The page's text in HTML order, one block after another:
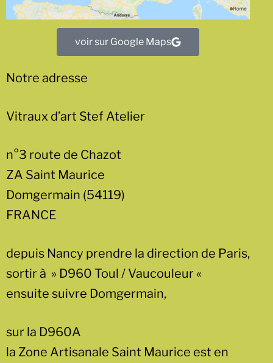
voir sur Google Maps
Notre adresse
Vitraux d’art Stef Atelier
n°3 route de Chazot
ZA Saint Maurice
Domgermain (54119)
FRANCE
depuis Nancy prendre la direction de Paris,
sortir à » D960 Toul / Vaucouleur «
ensuite suivre Domgermain,
sur la D960A
la Zone Artisanale Saint Maurice est en